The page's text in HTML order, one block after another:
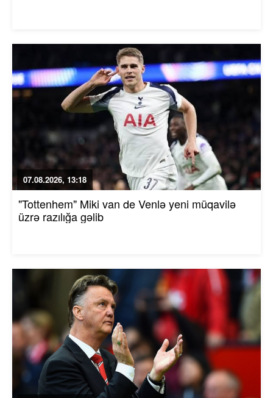
07.08.2026, 13:18
"Tottenhem" Miki van de Venlə yeni müqavilə
üzrə razılığa gəlib